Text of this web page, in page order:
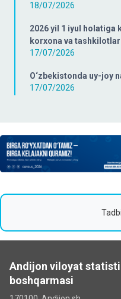
18/07/2026
2026 yil 1 iyul holatiga
korxona va
17/07/2026
O‘zbekistonda uy-joy
17/07/2026
Andijon viloyat
boshqarmasi